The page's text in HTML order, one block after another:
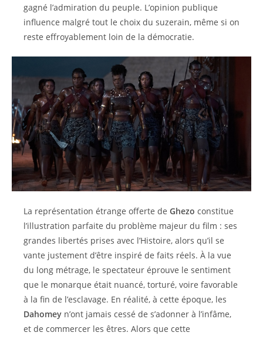
gagné l’admiration du peuple. L’opinion publique
influence malgré tout le choix du suzerain, même si on
reste effroyablement loin de la démocratie.
La représentation étrange offerte de Ghezo constitue
l’illustration parfaite du problème majeur du film : ses
grandes libertés prises avec l’Histoire, alors qu’il se
vante justement d’être inspiré de faits réels. À la vue
du long métrage, le spectateur éprouve le sentiment
que le monarque était nuancé, torturé, voire favorable
à la fin de l’esclavage. En réalité, à cette époque, les
Dahomey n’ont jamais cessé de s’adonner à l’infâme,
et de commercer les êtres. Alors que cette